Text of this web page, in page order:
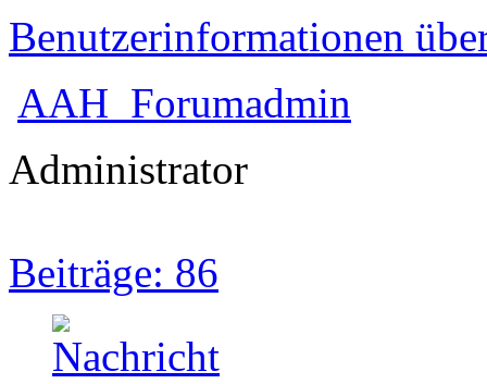
Benutzerinformationen
AAH_Forumadmin
Administrator
Beiträge: 86